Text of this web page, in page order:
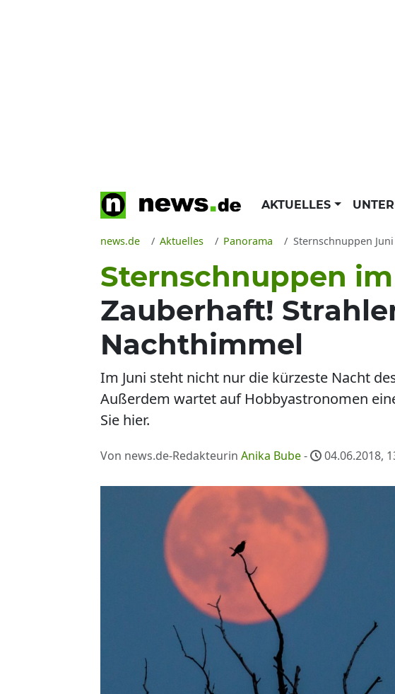
AKTUELLES
news.de Aktuelles Panorama Sternschnuppen Juni
Sternschnuppen
Zauberhaft!
Nachthimmel
Im Juni steht nicht nur die kürzeste Nacht
Außerdem wartet auf Hobbyastronomen
Sie hier.
Von news.de-Redakteurin Anika Bube- 04.06.2018,